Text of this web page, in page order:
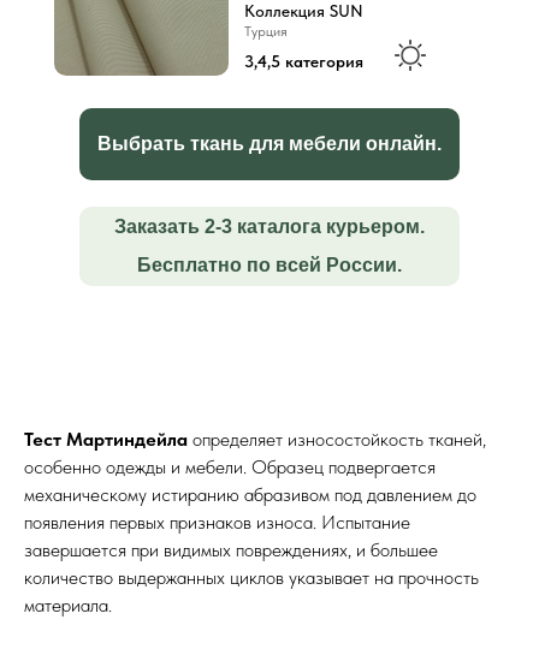
Выбрать ткань для мебели онлайн.
Заказать 2-3 каталога курьером.
Бесплатно по всей России.
Коллекция SUN
Турция
3,4,5 категория
Тест Мартиндейла определяет износостойкость тканей,
особенно одежды и мебели. Образец подвергается
механическому истиранию абразивом под давлением до
появления первых признаков износа. Испытание
завершается при видимых повреждениях, и большее
количество выдержанных циклов указывает на прочность
материала.